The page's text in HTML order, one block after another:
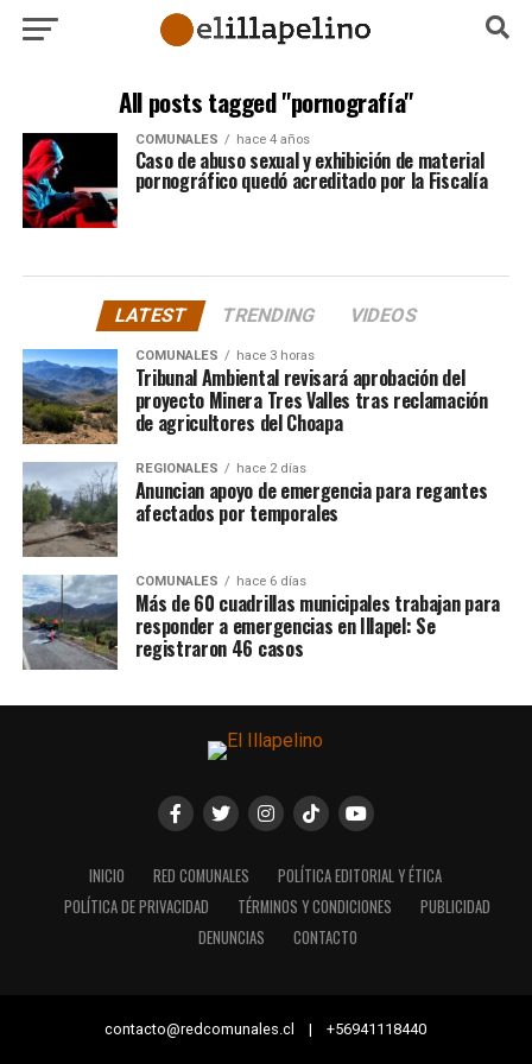
All posts tagged "pornografía"
COMUNALES hace 4 años
Caso de abuso sexual y exhibición de material
pornográfico quedó acreditado por la Fiscalía
LATEST TRENDING VIDEOS
COMUNALES hace 3 horas
Tribunal Ambiental revisará aprobación del
proyecto Minera Tres Valles tras reclamación
de agricultores del Choapa
REGIONALES hace 2 días
Anuncian apoyo de emergencia para regantes
afectados por temporales
COMUNALES hace 6 días
Más de 60 cuadrillas municipales trabajan para
responder a emergencias en Illapel: Se
registraron 46 casos
INICIO RED COMUNALES
POLÍTICA EDITORIAL Y ÉTICA
POLÍTICA DE PRIVACIDAD
TÉRMINOS Y CONDICIONES
PUBLICIDAD
DENUNCIAS
CONTACTO
contacto@redcomunales.cl | +56941118440